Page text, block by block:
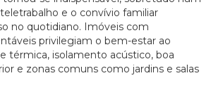
e o convívio familiar
no quotidiano. Imóveis com
privilegiam o bem-estar ao
térmica, isolamento acústico, boa
e zonas comuns como jardins e salas